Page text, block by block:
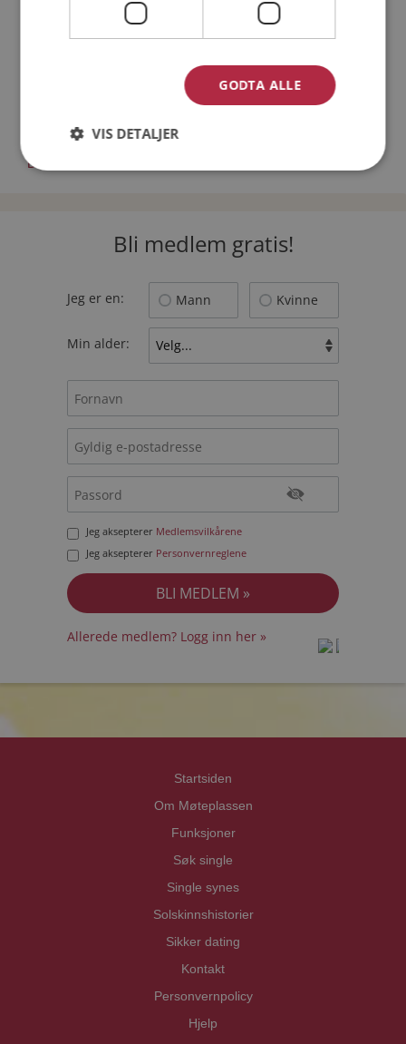
Nettdatingtips
Date kvinner i Norge
Date menn i Norge
Bli medlem gratis!
Jeg er en: Mann Kvinne
Min alder:
Jeg aksepterer Medlemsvilkårene
Jeg aksepterer Personvernreglene
Allerede medlem? Logg inn her »
Startsiden
Om Møteplassen
Funksjoner
Søk single
Single synes
Solskinnshistorier
Sikker dating
Kontakt
Personvernpolicy
Hjelp
GODTA ALLE
VIS DETALJER